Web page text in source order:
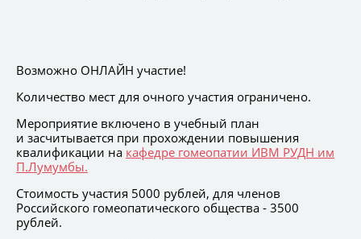
Возможно ОНЛАЙН участие!
Количество мест для очного участия ограничено.
Мероприятие включено в учебный план
и засчитывается при прохождении повышения
квалификации на кафедре гомеопатии ИВМ РУДН им
П.Лумумбы.
Стоимость участия 5000 рублей, для членов
Российского гомеопатического общества - 3500
рублей.